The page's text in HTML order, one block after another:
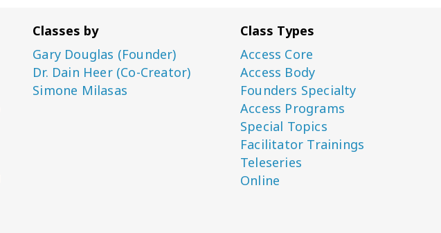
Classes by
Gary Douglas (Founder)
Dr. Dain Heer (Co-Creator)
Simone Milasas
Class Types
Access Core
Access Body
Founders Specialty
Access Programs
Special Topics
Facilitator Trainings
Teleseries
Online